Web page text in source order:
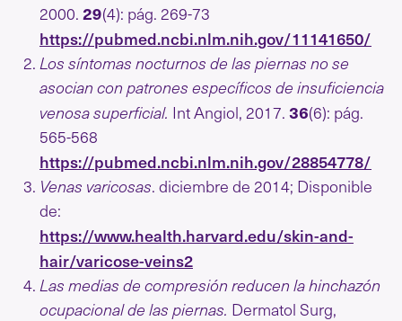
2000. 29(4): pág. 269-73
https://pubmed.ncbi.nlm.nih.gov/11141650/
Los síntomas nocturnos de las piernas no se
asocian con patrones específicos de insuficiencia
venosa superficial. Int Angiol, 2017. 36(6): pág.
565-568
https://pubmed.ncbi.nlm.nih.gov/28854778/
Venas varicosas. diciembre de 2014; Disponible
de:
https://www.health.harvard.edu/skin-and-
hair/varicose-veins2
Las medias de compresión reducen la hinchazón
ocupacional de las piernas. Dermatol Surg,